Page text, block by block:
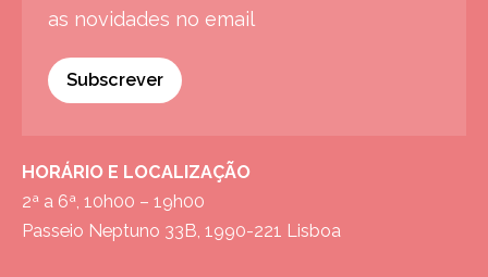
as novidades no email
Subscrever
HORÁRIO E LOCALIZAÇÃO
2ª a 6ª, 10h00 – 19h00
Passeio Neptuno 33B, 1990-221 Lisboa